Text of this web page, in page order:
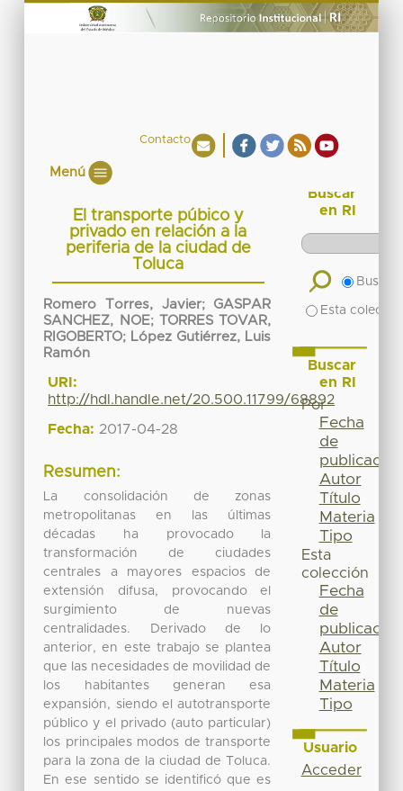
Contacto
Menú
El transporte púbico y
privado en relación a la
periferia de la ciudad de
Toluca
Romero Torres, Javier; GASPAR
SANCHEZ, NOE;
TORRES TOVAR,
RIGOBERTO; López Gutiérrez, Luis
Ramón
URI:
http://hdl.handle.net/20.500.11799/68892
Fecha: 2017-04-28
Resumen:
La consolidación de zonas
metropolitanas en las últimas
décadas ha provocado la
transformación de ciudades
centrales a mayores espacios de
extensión difusa, provocando el
surgimiento de nuevas
centralidades. Derivado de lo
anterior, en este trabajo se plantea
que las necesidades de movilidad de
los habitantes generan esa
expansión, siendo el autotransporte
público y el privado (auto particular)
los principales modos de transporte
para la zona de la ciudad de Toluca.
En ese sentido se identificó que es
Buscar
en RI
Buscar
Esta
Buscar
en RI
Por
Fecha
de
publicación
Autor
Título
Materia
Tipo
Esta
colección
Fecha
de
publicación
Autor
Título
Materia
Tipo
Usuario
Acceder